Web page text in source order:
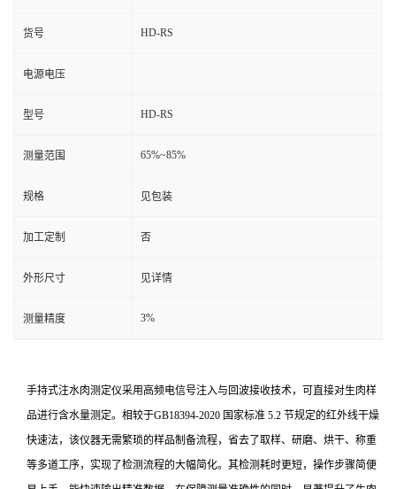
货号 HD-RS
电源电压
型号 HD-RS
测量范围 65%~85%
规格 见包装
加工定制 否
外形尺寸 见详情
测量精度 3%
手持式注水肉测定仪采用高频电信号注入与回波接收技术，可直接对生肉样
品进行含水量测定。相较于GB18394-2020 国家标准 5.2 节规定的红外线干燥
快速法，该仪器无需繁琐的样品制备流程，省去了取样、研磨、烘干、称重
等多道工序，实现了检测流程的大幅简化。其检测耗时更短，操作步骤简便